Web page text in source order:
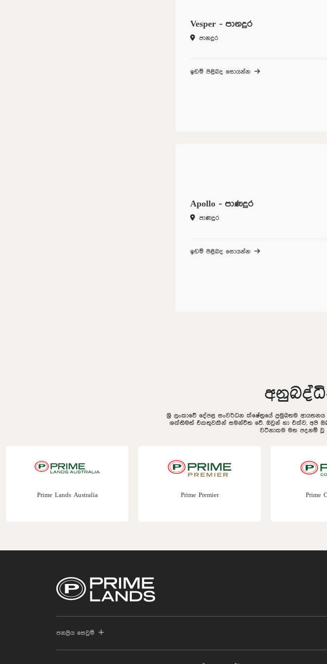
Vesper - පානදුර
පානදුර
ඉඩම් පිළිබද සොයන්න
Apollo - පාණදුර
පාණදුර
ඉඩම් පිළිබද සොයන්න
ශ්‍රී ලංකාවේ දේපළ සංවර්ධන ක්ෂේත්‍රයේ ප්‍රමුඛතම
ශක්තිමත් එකතුවකින් සමන්විත වේ. ඔවුන් හා එක්ව, අපි
වටිනාකම මත පදනම් වූ
Prime Lands Australia Prime Premier Prime
ජනප්‍රිය සෙවුම්